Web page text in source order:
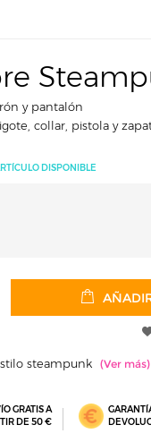
y pantalón
collar, pistola y
DISPONIBLE
steampunk
GRATIS A
DE 50 €